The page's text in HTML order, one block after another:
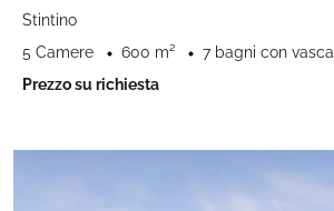
Stintino
5 Camere
600 m²
7 bagni con vasca
Prezzo su richiesta